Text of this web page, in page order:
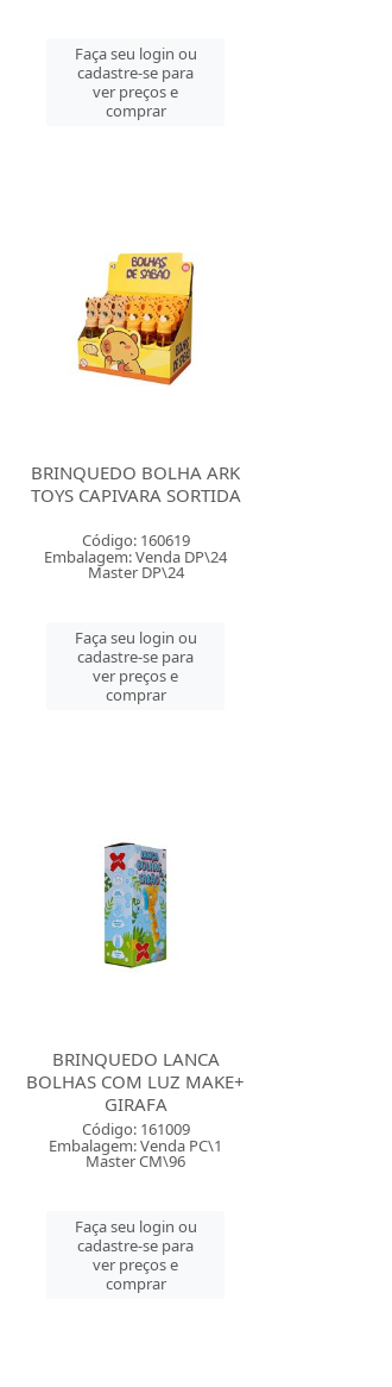
Faça seu login ou
cadastre-se para
ver preços e
comprar
BRINQUEDO BOLHA ARK
TOYS CAPIVARA SORTIDA
Código: 160619
Embalagem: Venda DP\24
Master DP\24
Faça seu login ou
cadastre-se para
ver preços e
comprar
BRINQUEDO LANCA
BOLHAS COM LUZ MAKE+
GIRAFA
Código: 161009
Embalagem: Venda PC\1
Master CM\96
Faça seu login ou
cadastre-se para
ver preços e
comprar